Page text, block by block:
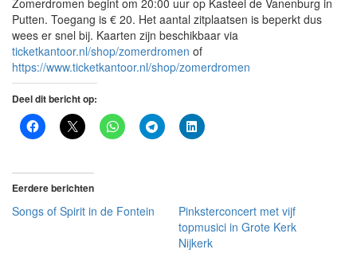
Zomerdromen begint om 20:00 uur op Kasteel de Vanenburg in
Putten. Toegang is € 20. Het aantal zitplaatsen is beperkt dus
wees er snel bij. Kaarten zijn beschikbaar via
ticketkantoor.nl/shop/zomerdromen of
https://www.ticketkantoor.nl/shop/zomerdromen
Deel dit bericht op:
Eerdere berichten
Songs of Spirit in de Fontein
Pinksterconcert met vijf
topmusici in Grote Kerk
Nijkerk